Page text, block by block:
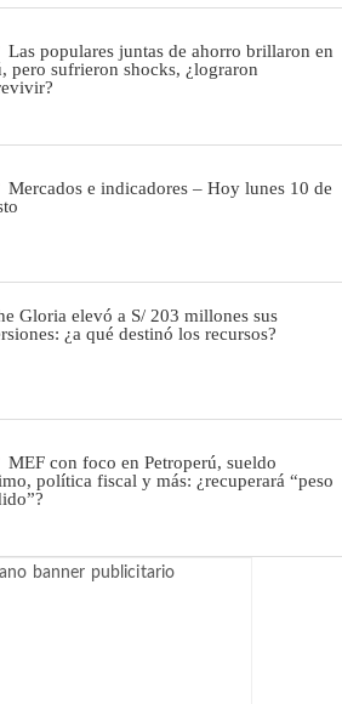
Las populares juntas de ahorro brillaron en
pero sufrieron shocks, ¿lograron
Mercados e indicadores – Hoy lunes 10 de
Gloria elevó a S/ 203 millones sus
¿a qué destinó los recursos?
MEF con foco en Petroperú, sueldo
política fiscal y más: ¿recuperará “peso